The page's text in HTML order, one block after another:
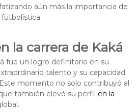
aún más la importancia de
futbolística.
la carrera de Kaká
fue un logro definitorio en su
talento y su capacidad
momento no solo contribuyó al
también elevó su perfil en la